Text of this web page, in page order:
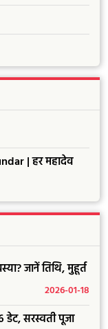
| हर महादेव
जानें तिथि, मुहूर्त
2026-01-18
सरस्वती पूजा